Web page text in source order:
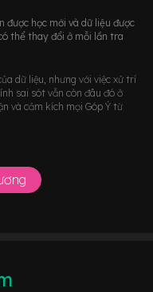
được học mới và dữ liệu được
thể thay đổi ở mỗi lần tra
dữ liệu, nhưng với việc xử trí
sai sót vẫn còn đâu đó ở
và cảm kích mọi Góp Ý từ